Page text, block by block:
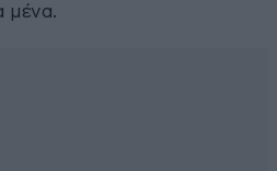
μένα.